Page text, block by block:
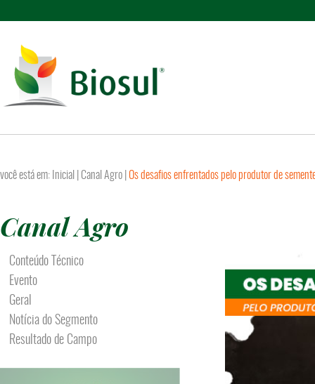
você está em: Inicial Canal Agro Os desafios enfrentados pelo produtor de
Canal Agro
Conteúdo Técnico
Evento
Geral
Notícia do Segmento
Resultado de Campo